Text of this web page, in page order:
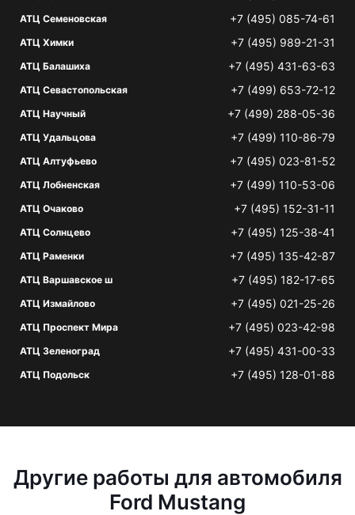
АТЦ Семеновская +7 (495) 085-74-61
АТЦ Химки +7 (495) 989-21-31
АТЦ Балашиха +7 (495) 431-63-63
АТЦ Севастопольская +7 (499) 653-72-12
АТЦ Научный +7 (499) 288-05-36
АТЦ Удальцова +7 (499) 110-86-79
АТЦ Алтуфьево +7 (495) 023-81-52
АТЦ Лобненская +7 (499) 110-53-06
АТЦ Очаково +7 (495) 152-31-11
АТЦ Солнцево +7 (495) 125-38-41
АТЦ Раменки +7 (495) 135-42-87
АТЦ Варшавское ш +7 (495) 182-17-65
АТЦ Измайлово +7 (495) 021-25-26
АТЦ Проспект Мира +7 (495) 023-42-98
АТЦ Зеленоград +7 (495) 431-00-33
АТЦ Подольск +7 (495) 128-01-88
Другие работы для автомобиля
Ford Mustang